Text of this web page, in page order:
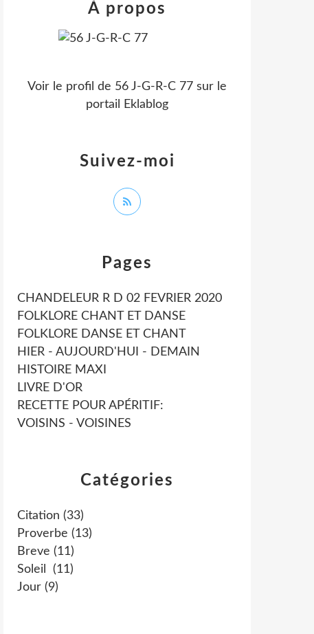
Catégories
Citation (33)
Proverbe (13)
Breve (11)
Soleil
(11)
Jour (9)
Pages
CHANDELEUR R D 02 FEVRIER 2020
FOLKLORE CHANT ET DANSE
FOLKLORE DANSE ET CHANT
HIER - AUJOURD'HUI - DEMAIN
HISTOIRE MAXI
LIVRE D'OR
RECETTE POUR APÉRITIF:
VOISINS - VOISINES
Suivez-moi
À propos
Voir le profil de 56 J-G-R-C 77 sur le
portail Eklablog